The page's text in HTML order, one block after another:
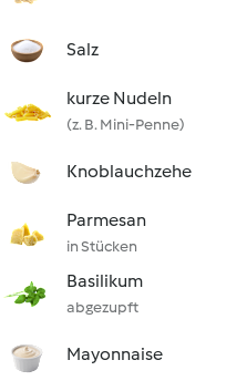
Salz
kurze Nudeln
(z. B. Mini-Penne)
Knoblauchzehe
Parmesan
in Stücken
Basilikum
abgezupft
Mayonnaise